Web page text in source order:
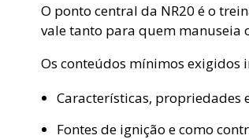
O ponto central da NR20 é o
vale tanto para quem
Os conteúdos mínimos exigidos
Características, propriedades
Fontes de ignição e como